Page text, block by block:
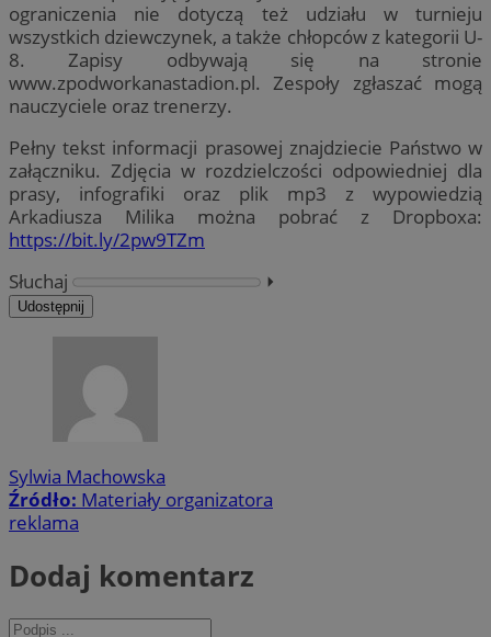
ograniczenia nie dotyczą też udziału w turnieju
wszystkich dziewczynek, a także chłopców z kategorii U-
8. Zapisy odbywają się na stronie
www.zpodworkanastadion.pl. Zespoły zgłaszać mogą
nauczyciele oraz trenerzy.
Pełny tekst informacji prasowej znajdziecie Państwo w
załączniku. Zdjęcia w rozdzielczości odpowiedniej dla
prasy, infografiki oraz plik mp3 z wypowiedzią
Arkadiusza Milika można pobrać z Dropboxa:
https://bit.ly/2pw9TZm
Słuchaj
⏵︎
Udostępnij
Sylwia Machowska
Źródło: Materiały organizatora
reklama
Dodaj komentarz